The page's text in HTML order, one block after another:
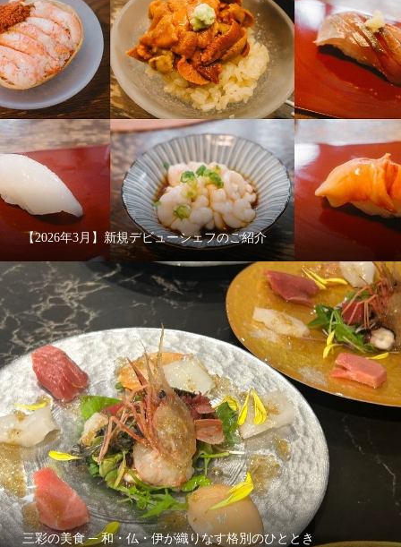
【2026年3月】新規デビューシェフのご紹介
三彩の美食 ─ 和・仏・伊が織りなす格別のひととき